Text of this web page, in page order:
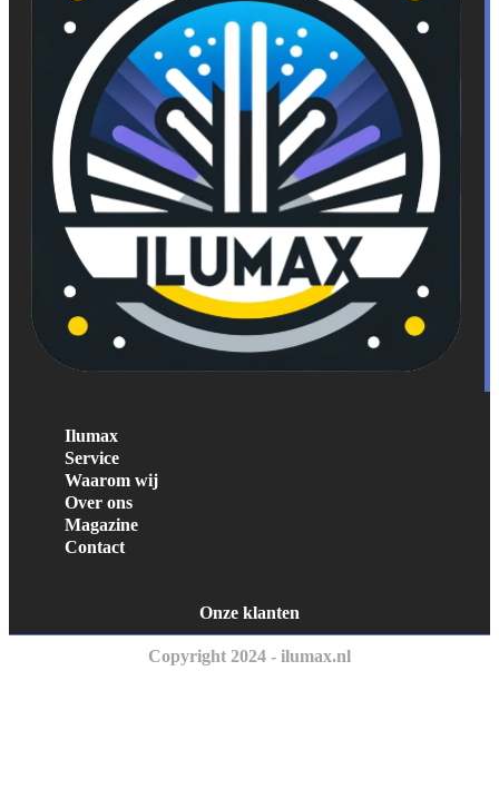
Ilumax
Service
Waarom wij
Over ons
Magazine
Contact
Onze klanten
Copyright 2024 - ilumax.nl